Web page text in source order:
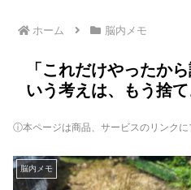
ホーム 脳内メモ
「これだけやったか
いう考えは、もう捨て
ⓘ本ページは商品、サービスのリンク
脳内メモ